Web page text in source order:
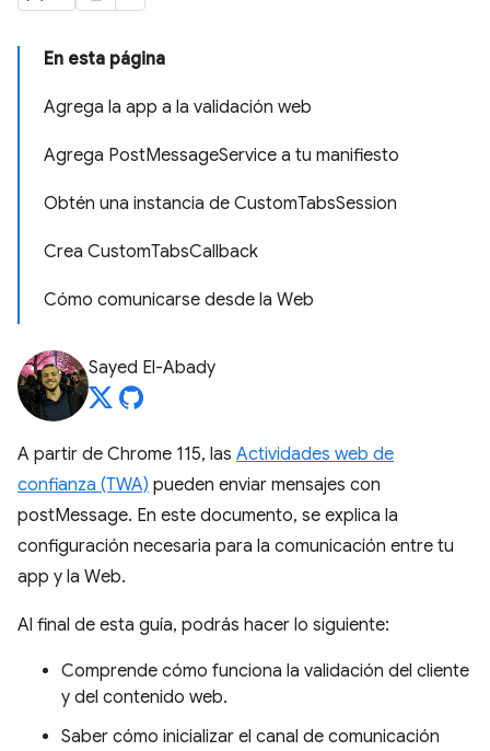
En esta página
Agrega la app a la validación web
Agrega PostMessageService a tu manifiesto
Obtén una instancia de CustomTabsSession
Crea CustomTabsCallback
Cómo comunicarse desde la Web
Sayed El-Abady
A partir de Chrome 115, las Actividades web de
confianza (TWA) pueden enviar mensajes con
postMessage. En este documento, se explica la
configuración necesaria para la comunicación entre tu
app y la Web.
Al final de esta guía, podrás hacer lo siguiente:
Comprende cómo funciona la validación del cliente
y del contenido web.
Saber cómo inicializar el canal de comunicación